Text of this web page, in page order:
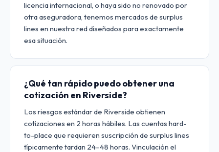
licencia internacional, o haya sido no renovado por
otra aseguradora, tenemos mercados de surplus
lines en nuestra red diseñados para exactamente
esa situación.
¿Qué tan rápido puedo obtener una
cotización en Riverside?
Los riesgos estándar de Riverside obtienen
cotizaciones en 2 horas hábiles. Las cuentas hard-
to-place que requieren suscripción de surplus lines
típicamente tardan 24–48 horas. Vinculación el